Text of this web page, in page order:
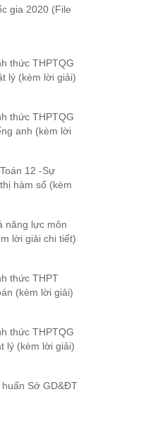
gia 2020 (File
thức THPTQG
lý (kèm lời giải)
thức THPTQG
anh (kèm lời
12 -Sự
hàm số (kèm
năng lực môn
lời giải chi tiết)
thức THPT
(kèm lời giải)
thức THPTQG
lý (kèm lời giải)
Sở GD&ĐT